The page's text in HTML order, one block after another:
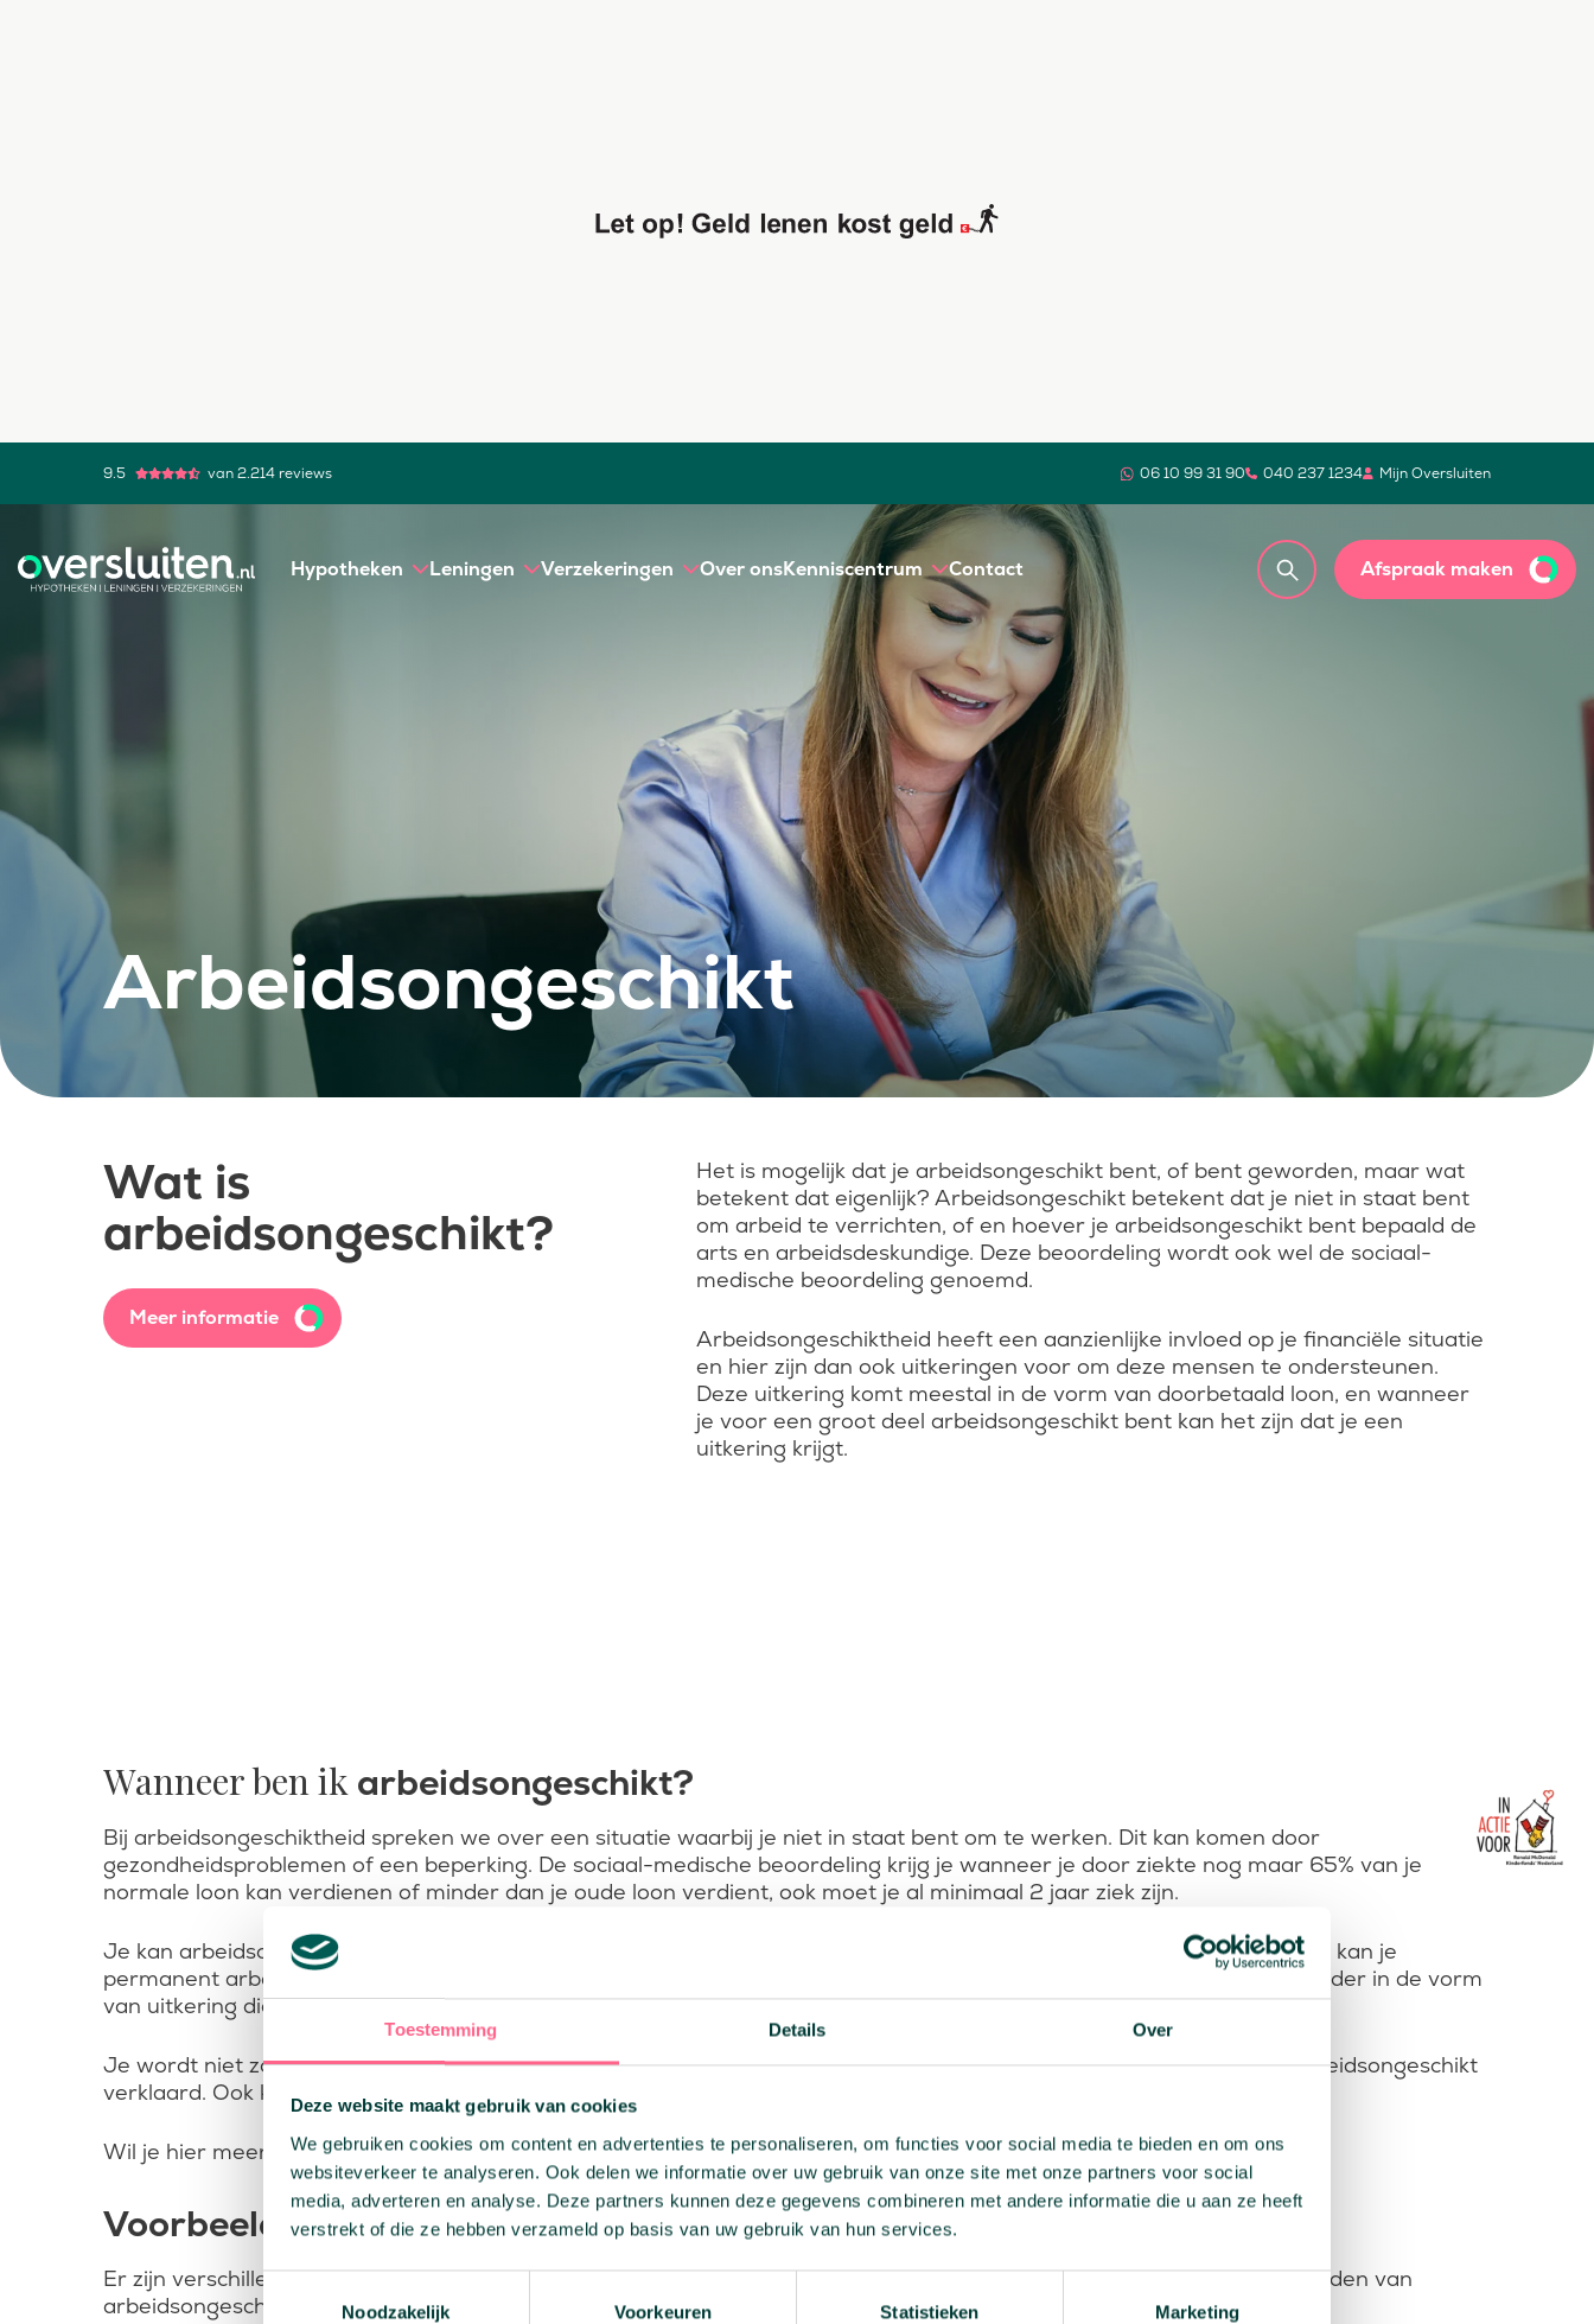
Toestemming Details Over
Deze website maakt gebruik van cookies
We gebruiken cookies om content en advertenties te personaliseren, om functies voor social media te bieden en om ons
websiteverkeer te analyseren. Ook delen we informatie over uw gebruik van onze site met onze partners voor social
media, adverteren en analyse. Deze partners kunnen deze gegevens combineren met andere informatie die u aan ze heeft
verstrekt of die ze hebben verzameld op basis van uw gebruik van hun services.
Toestemmingsselectie
Noodzakelijk
Voorkeuren Statistieken Marketing
9.5 van 2.214 reviews 06 10 99 31 90 040 237 1234 Mijn Oversluiten
Hypotheken Leningen Verzekeringen Over onsKenniscentrum Contact Afspraak maken
Arbeidsongeschikt
Wat is
arbeidsongeschikt?
Meer informatie
Het is mogelijk dat je arbeidsongeschikt bent, of bent geworden, maar wat
betekent dat eigenlijk? Arbeidsongeschikt betekent dat je niet in staat bent
om arbeid te verrichten, of en hoever je arbeidsongeschikt bent bepaald de
arts en arbeidsdeskundige. Deze beoordeling wordt ook wel de sociaal-
medische beoordeling genoemd.
Arbeidsongeschiktheid heeft een aanzienlijke invloed op je financiële situatie
en hier zijn dan ook uitkeringen voor om deze mensen te ondersteunen.
Deze uitkering komt meestal in de vorm van doorbetaald loon, en wanneer
je voor een groot deel arbeidsongeschikt bent kan het zijn dat je een
uitkering krijgt.
Wanneer ben ik arbeidsongeschikt?
Bij arbeidsongeschiktheid spreken we over een situatie waarbij je niet in staat bent om te werken. Dit kan komen door
gezondheidsproblemen of een beperking. De sociaal-medische beoordeling krijg je wanneer je door ziekte nog maar 65% van je
normale loon kan verdienen of minder dan je oude loon verdient, ook moet je al minimaal 2 jaar ziek zijn.
Je kan arbeidsongeschikt verklaard worden voor een bepaalde tijd, en hierbij ben je dus tijdelijk arbeidsongeschikt. Ook kan je
permanent arbeidsongeschikt verklaard worden. Het verschil van deze vormen van arbeidsongeschiktheid ziet zich verder in de vorm
van uitkering die je krijgt.
Je wordt niet zomaar arbeidsongeschikt verklaard en wanneer je nog bepaalde taken kunt uitvoeren wordt je niet arbeidsongeschikt
verklaard. Ook kan dit verschillen per branche waarin je werkzaam bent/was.
Wil je hier meer over weten, dan adviseren wij je omcontact op te nemen met één van onze adviseurs.
Voorbeelden van arbeidsongeschikt
Er zijn verschillende manieren waarop je arbeidsongeschikt kan worden. Hier laten wij even wat verschillende voorbeelden van
arbeidsongeschikt zijn zien. Arbeidsongeschikt moet voortkomen uit een medische oorzaak, zoals: